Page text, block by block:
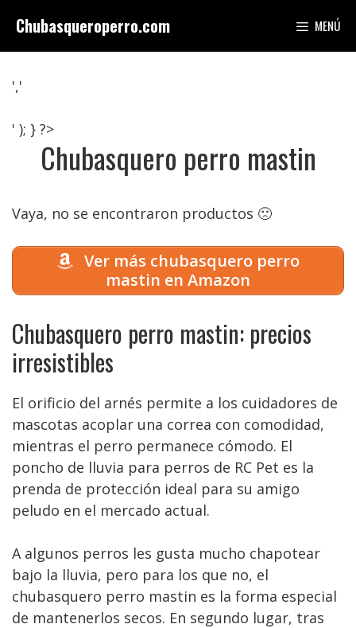
contenido
Chubasqueroperro.com MENÚ
','
' ); } ?>
Chubasquero perro mastin
Vaya, no se encontraron productos 🙁
Ver más chubasquero perro
mastin en Amazon
Chubasquero perro mastin: precios
irresistibles
El orificio del arnés permite a los cuidadores de
mascotas acoplar una correa con comodidad,
mientras el perro permanece cómodo. El
poncho de lluvia para perros de RC Pet es la
prenda de protección ideal para su amigo
peludo en el mercado actual.
A algunos perros les gusta mucho chapotear
bajo la lluvia, pero para los que no, el
chubasquero perro mastin es la forma especial
de mantenerlos secos. En segundo lugar, tras